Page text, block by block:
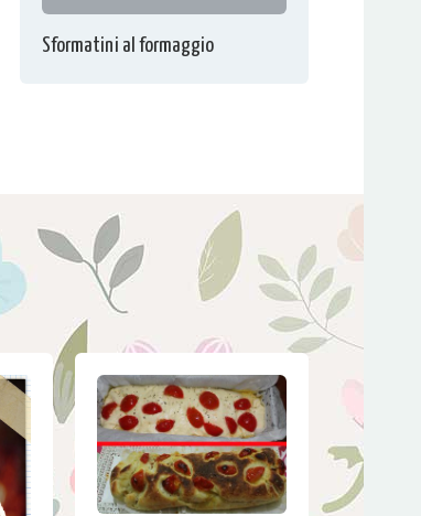
Sformatini al formaggio